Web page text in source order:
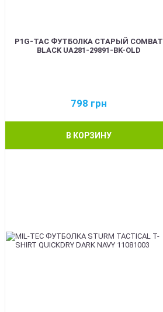
P1G-TAC ФУТБОЛКА СТАРЫЙ COMBAT
BLACK UA281-29891-BK-OLD
798 грн
В КОРЗИНУ